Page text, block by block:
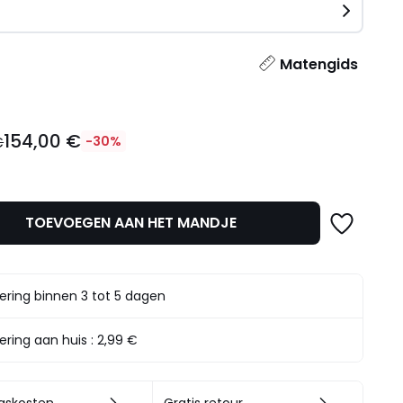
Matengids
154,00 € -30%
TOEVOEGEN AAN HET MANDJE
binnen 3 tot 5 dagen
aan huis :2,99 €